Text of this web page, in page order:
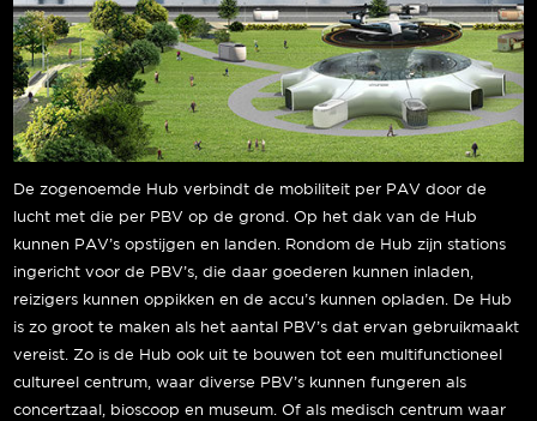
De zogenoemde Hub verbindt de mobiliteit per PAV door de
lucht met die per PBV op de grond. Op het dak van de Hub
kunnen PAV’s opstijgen en landen. Rondom de Hub zijn stations
ingericht voor de PBV’s, die daar goederen kunnen inladen,
reizigers kunnen oppikken en de accu’s kunnen opladen. De Hub
is zo groot te maken als het aantal PBV’s dat ervan gebruikmaakt
vereist. Zo is de Hub ook uit te bouwen tot een multifunctioneel
cultureel centrum, waar diverse PBV’s kunnen fungeren als
concertzaal, bioscoop en museum. Of als medisch centrum waar